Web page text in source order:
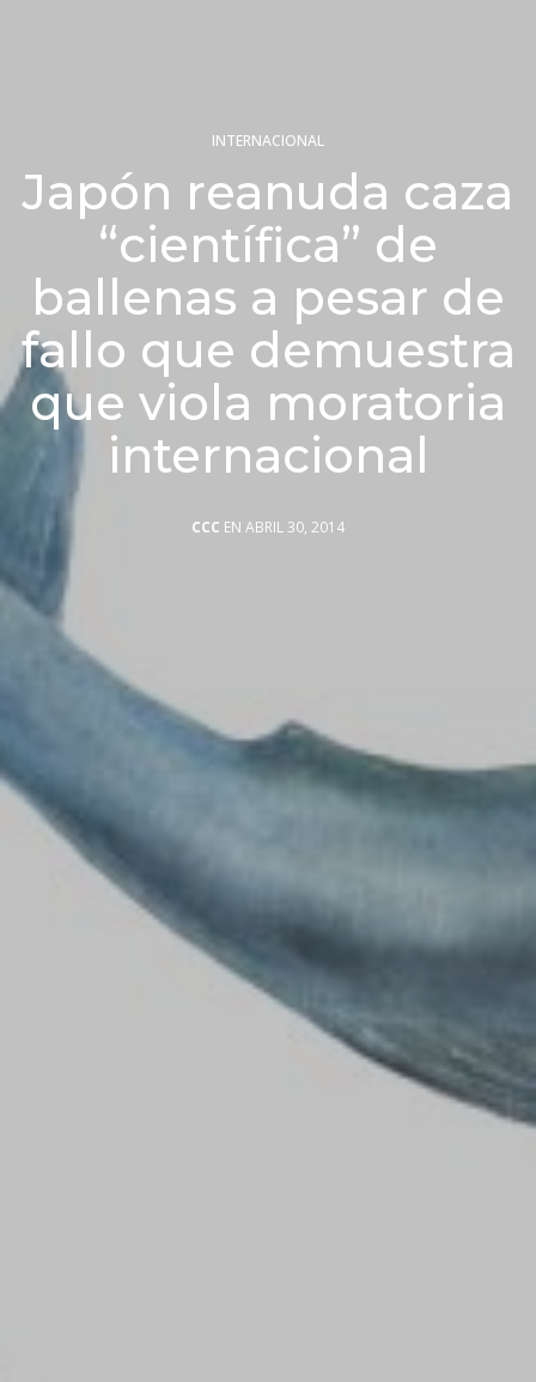
INTERNACIONAL
Japón reanuda caza
“científica” de
ballenas a pesar de
fallo que demuestra
que viola moratoria
internacional
CCC EN ABRIL 30, 2014